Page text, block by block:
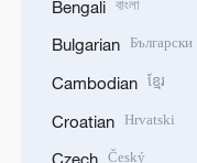
Bengali
Bulgarian Български
Cambodian ខ្មែរ
Croatian Hrvatski
Český